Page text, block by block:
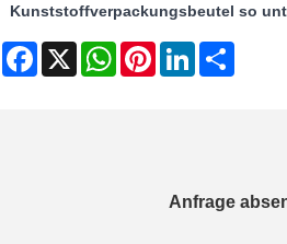
Kunststoffverpackungsbeutel so
Facebook
X WhatsAppPinterestLinkedIn
Anfrage